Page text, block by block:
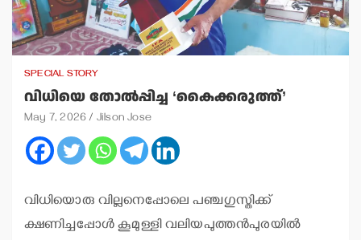
SPECIAL STORY
വിധിയെ തോല്‍പ്പിച്ച ‘കൈക്കരുത്ത്’
May 7, 2026 Jilson Jose
വിധിയൊരു വില്ലനെപ്പോലെ പഞ്ചഗുസ്തിക്ക്
ക്ഷണിച്ചപ്പോള്‍ കൂമുള്ളി വലിയപുത്തന്‍പുരയില്‍